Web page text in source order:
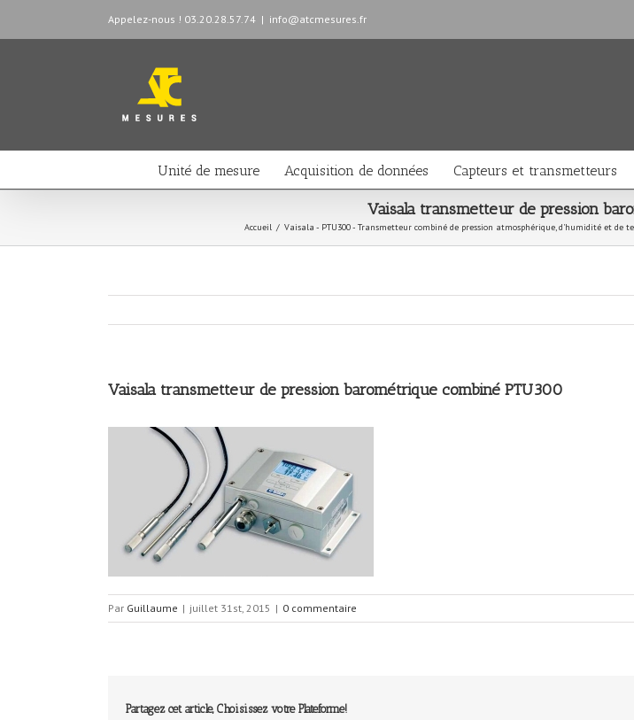
Appelez-nous ! 03.20.28.57.74 | info@atcmesures.fr
Unité de mesure Acquisition de données Capteurs et transmetteurs
Vaisala transmetteur de pression
Accueil / Vaisala - PTU300 - Transmetteur combiné de pression atmosphérique, d'humidité et de
Vaisala transmetteur de pression barométrique combiné PTU300
Par Guillaume | juillet 31st, 2015 | 0 commentaire
Partagez cet article, Choisissez votre Plateforme!